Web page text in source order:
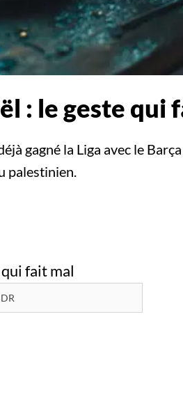
: le geste qui
gagné la Liga avec le
palestinien.